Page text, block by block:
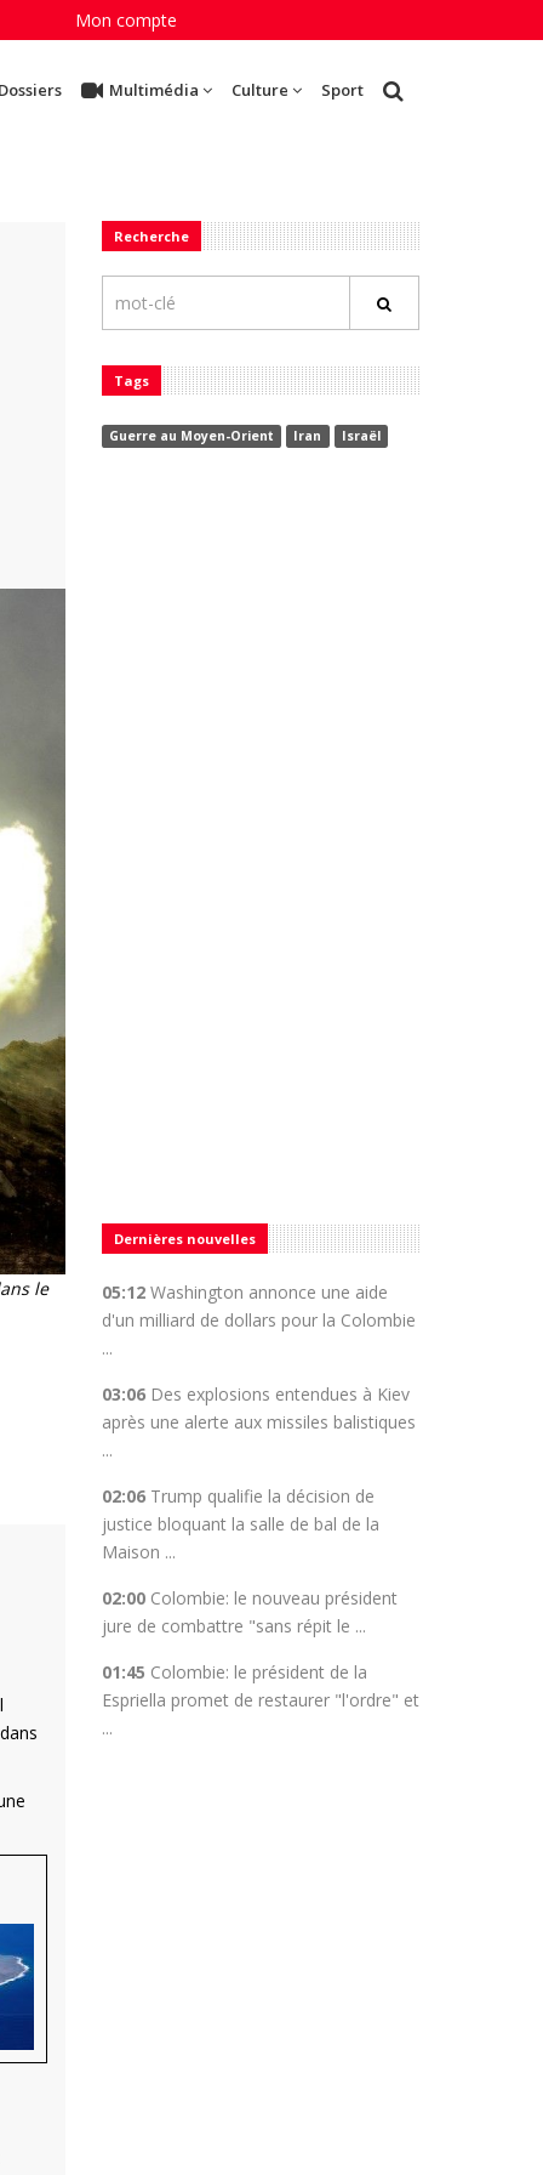
Mon compte
Dossiers Multimédia Culture Sport
le
Recherche
Tags
Guerre au Moyen-Orient Iran Israël
Dernières nouvelles
05:12 Washington annonce une aide
d'un milliard de dollars pour la Colombie
...
03:06 Des explosions entendues à Kiev
après une alerte aux missiles balistiques
...
02:06 Trump qualifie la décision de
justice bloquant la salle de bal de la
Maison ...
02:00 Colombie: le nouveau président
jure de combattre "sans répit le ...
01:45 Colombie: le président de la
Espriella promet de restaurer "l'ordre" et
...